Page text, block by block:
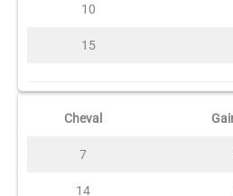
10
15
Cheval
7
14